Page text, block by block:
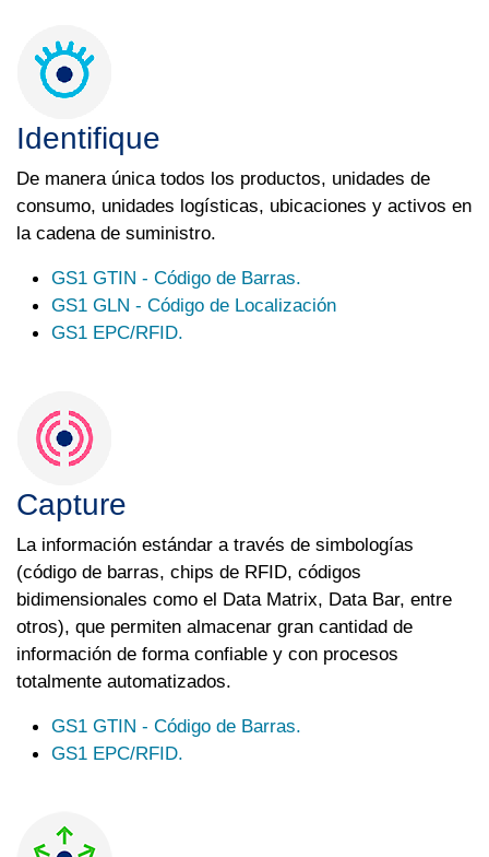
Identifique
De manera única todos los productos, unidades de
consumo, unidades logísticas, ubicaciones y activos en
la cadena de suministro.
GS1 GTIN - Código de Barras.
GS1 GLN - Código de Localización
GS1 EPC/RFID.
Capture
La información estándar a través de simbologías
(código de barras, chips de RFID, códigos
bidimensionales como el Data Matrix, Data Bar, entre
otros), que permiten almacenar gran cantidad de
información de forma confiable y con procesos
totalmente automatizados.
GS1 GTIN - Código de Barras.
GS1 EPC/RFID.